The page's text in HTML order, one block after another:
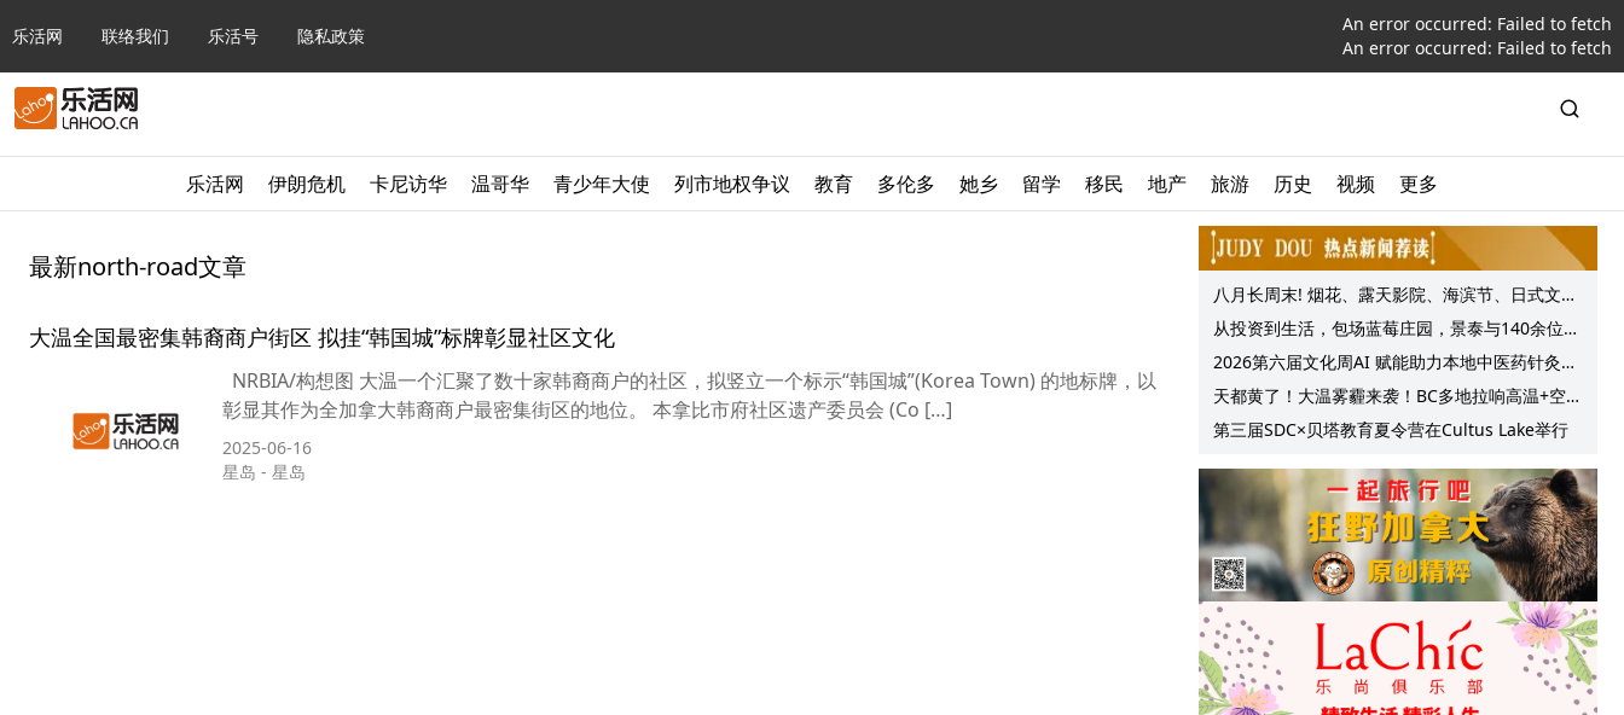
乐活网 联络我们 乐活号 隐私政策
An error occurred: Failed to fetch
An error occurred: Failed to fetch
乐活网 伊朗危机 卡尼访华 温哥华 青少年大使 列市地权争议 教育 多伦多 她乡 留学 移民 地产 旅游 历史 视频 更多
最新north-road文章
大温全国最密集韩裔商户街区 拟挂“韩国城”标牌彰显社区文化
NRBIA/构想图 大温一个汇聚了数十家韩裔商户的社区，拟竖立一个标示“韩国城”(Korea Town) 的地标牌，以
彰显其作为全加拿大韩裔商户最密集街区的地位。 本拿比市府社区遗产委员会 (Co […]
2025-06-16
星岛 - 星岛
八月长周末! 烟花、露天影院、海滨节、日式文化
节庆, 大温哥华各种精彩活动上线!
从投资到生活，包场蓝莓庄园，景泰与140余位客
户共享夏日”莓”好时光
2026第六届文化周AI 赋能助力本地中医药针灸服
务提质升级
天都黄了！大温雾霾来袭！BC多地拉响高温+空气
质量预警 最高可达35°C！
第三届SDC×贝塔教育夏令营在Cultus Lake举行